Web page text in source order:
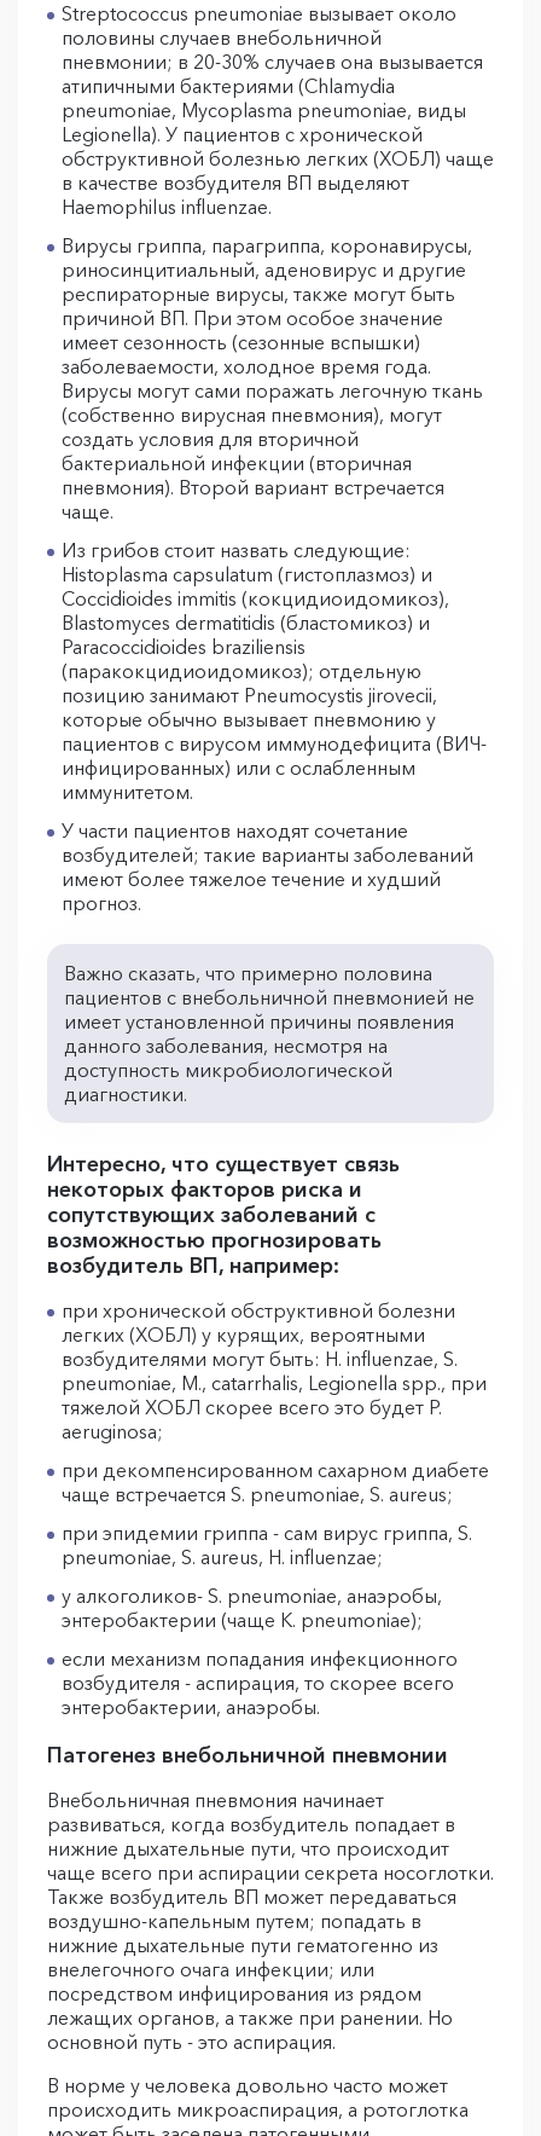
Streptococcus pneumoniae вызывает около
половины случаев внебольничной
пневмонии; в 20-30% случаев она вызывается
атипичными бактериями (Chlamydia
pneumoniae, Mycoplasma pneumoniae, виды
Legionella). У пациентов с хронической
обструктивной болезнью легких (ХОБЛ) чаще
в качестве возбудителя ВП выделяют
Haemophilus influenzae.
Вирусы гриппа, парагриппа, коронавирусы,
риносинцитиальный, аденовирус и другие
респираторные вирусы, также могут быть
причиной ВП. При этом особое значение
имеет сезонность (сезонные вспышки)
заболеваемости, холодное время года.
Вирусы могут сами поражать легочную ткань
(собственно вирусная пневмония), могут
создать условия для вторичной
бактериальной инфекции (вторичная
пневмония). Второй вариант встречается
чаще.
Из грибов стоит назвать следующие:
Histoplasma capsulatum (гистоплазмоз) и
Coccidioides immitis (кокцидиоидомикоз),
Blastomyces dermatitidis (бластомикоз) и
Paracoccidioides braziliensis
(паракокцидиоидомикоз); отдельную
позицию занимают Pneumocystis jirovecii,
которые обычно вызывает пневмонию у
пациентов с вирусом иммунодефицита (ВИЧ-
инфицированных) или с ослабленным
иммунитетом.
У части пациентов находят сочетание
возбудителей; такие варианты заболеваний
имеют более тяжелое течение и худший
прогноз.
Важно сказать, что примерно половина
пациентов с внебольничной пневмонией не
имеет установленной причины появления
данного заболевания, несмотря на
доступность микробиологической
диагностики.
Интересно, что существует связь
некоторых факторов риска и
сопутствующих заболеваний с
возможностью прогнозировать
возбудитель ВП, например:
при хронической обструктивной болезни
легких (ХОБЛ) у курящих, вероятными
возбудителями могут быть: H. influenzae, S.
pneumoniae, M., catarrhalis, Legionella spp., при
тяжелой ХОБЛ скорее всего это будет P.
aeruginosa;
при декомпенсированном сахарном диабете
чаще встречается S. pneumoniae, S. aureus;
при эпидемии гриппа - сам вирус гриппа, S.
pneumoniae, S. aureus, H. influenzae;
у алкоголиков- S. pneumoniae, анаэробы,
энтеробактерии (чаще K. pneumoniae);
если механизм попадания инфекционного
возбудителя - аспирация, то скорее всего
энтеробактерии, анаэробы.
Патогенез внебольничной пневмонии
Внебольничная пневмония начинает
развиваться, когда возбудитель попадает в
нижние дыхательные пути, что происходит
чаще всего при аспирации секрета носоглотки.
Также возбудитель ВП может передаваться
воздушно-капельным путем; попадать в
нижние дыхательные пути гематогенно из
внелегочного очага инфекции; или
посредством инфицирования из рядом
лежащих органов, а также при ранении. Но
основной путь - это аспирация.
В норме у человека довольно часто может
происходить микроаспирация, а ротоглотка